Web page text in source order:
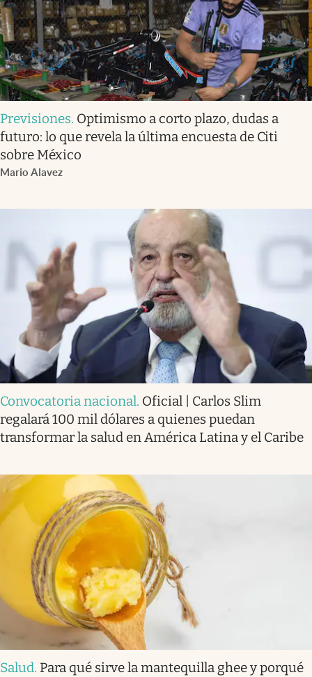
Previsiones. Optimismo a corto plazo, dudas a
futuro: lo que revela la última encuesta de Citi
sobre México
Mario Alavez
Convocatoria nacional. Oficial | Carlos Slim
regalará 100 mil dólares a quienes puedan
transformar la salud en América Latina y el Caribe
Salud. Para qué sirve la mantequilla ghee y porqué